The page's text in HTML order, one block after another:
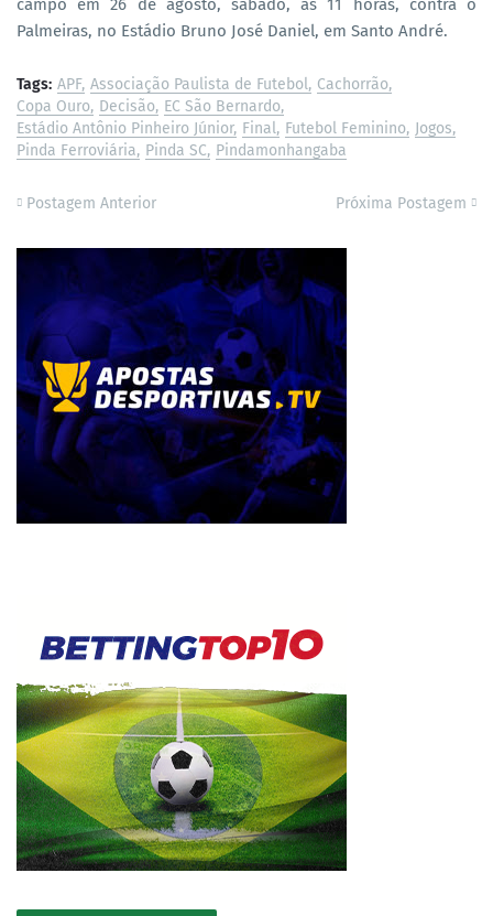
campo em 26 de agosto, sábado, às 11 horas, contra o
Palmeiras, no Estádio Bruno José Daniel, em Santo André.
Tags: APF Associação Paulista de Futebol Cachorrão
Copa Ouro Decisão EC São Bernardo
Estádio Antônio Pinheiro Júnior Final Futebol Feminino Jogos
Pinda Ferroviária Pinda SC Pindamonhangaba
Postagem Anterior Próxima Postagem